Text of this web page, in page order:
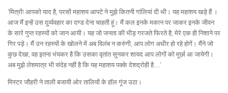
‘मित्रों! आपको याद है, परसों महाशय आपटे ने मुझे कितनी गांलियां दी थी। यह महाशय खड़े हैं ।
आज मैं इन्हें उस दुर्व्यवहार का दण्ड देना चाहती हूं। मैं कल इनके मकान पर जाकर इनके जीवन
के सारे गुप्त रहस्यों को जान आयी। यह जो जनता की भीड़ गरजते फिरते है, मेरे एक ही निशाने पर
गिर पड़े। मैं उन रहस्यों के खोलने में अब विलंब न करुंगी, आप लोग अधीर हो रहे होगें। मैंने जो
कुछ देखा, वह इतना भंयकर है कि उसका वृतांत सुनकर शायद आप लोगों को मूर्छा आ जायेगी।
अब मुझे लेशमात्र भी संदेह नहीं है कि यह महाशय पक्के देशद्रोही है….’
मिस्टर जौहरी ने ताली बजायी ओर तालियों के हॉल गूंज उठा।